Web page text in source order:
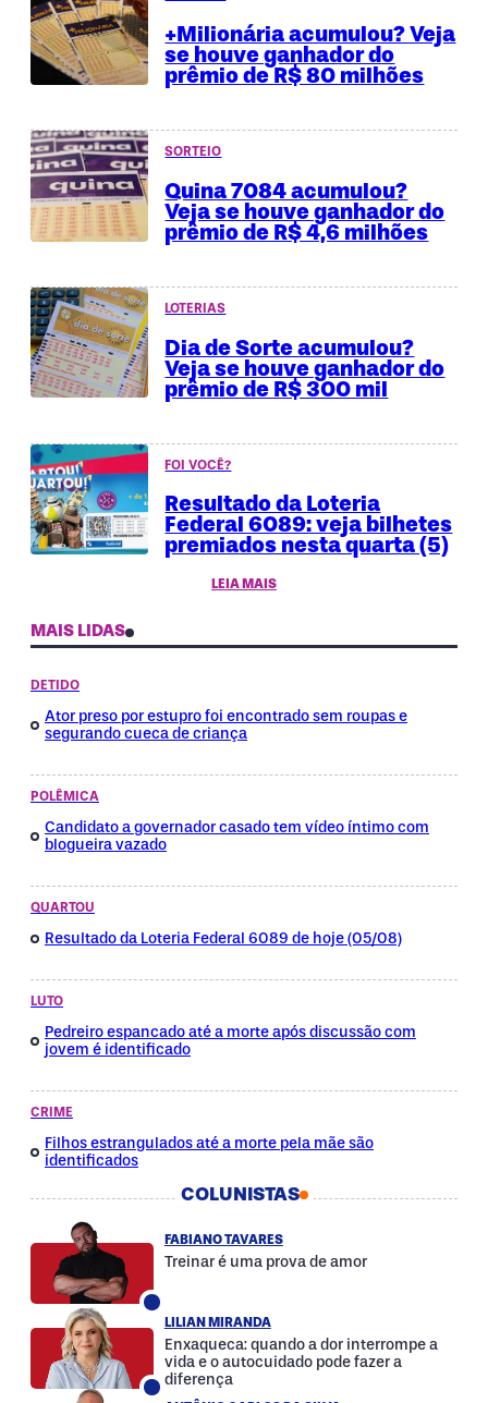
+Milionária acumulou? Veja
se houve ganhador do
prêmio de R$ 80 milhões
SORTEIO
Quina 7084 acumulou?
Veja se houve ganhador do
prêmio de R$ 4,6 milhões
LOTERIAS
Dia de Sorte acumulou?
Veja se houve ganhador do
prêmio de R$ 300 mil
FOI VOCÊ?
Resultado da Loteria
Federal 6089: veja bilhetes
premiados nesta quarta (5)
LEIA MAIS
MAIS LIDAS
DETIDO
Ator preso por estupro foi encontrado sem roupas e
segurando cueca de criança
POLÊMICA
Candidato a governador casado tem vídeo íntimo com
blogueira vazado
QUARTOU
Resultado da Loteria Federal 6089 de hoje (05/08)
LUTO
Pedreiro espancado até a morte após discussão com
jovem é identificado
CRIME
Filhos estrangulados até a morte pela mãe são
identificados
COLUNISTAS
FABIANO TAVARES
Treinar é uma prova de amor
LILIAN MIRANDA
Enxaqueca: quando a dor interrompe a
vida e o autocuidado pode fazer a
diferença